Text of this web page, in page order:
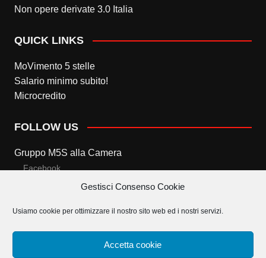
Gestisci Consenso Cookie
Usiamo cookie per ottimizzare il nostro sito web ed i nostri servizi.
Accetta cookie
Non opere derivate 3.0 Italia
QUICK LINKS
MoVimento 5 stelle
Salario minimo subito!
Microcredito
FOLLOW US
Gruppo M5S alla Camera
Facebook